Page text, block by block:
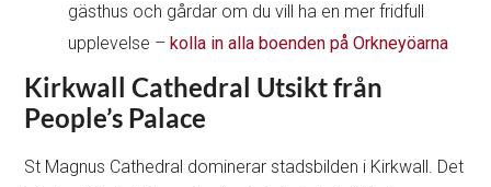
gästhus och gårdar om du vill ha en mer fridfull
upplevelse – kolla in alla boenden på Orkneyöarna
Kirkwall Cathedral Utsikt från
People’s Palace
St Magnus Cathedral dominerar stadsbilden i Kirkwall. Det